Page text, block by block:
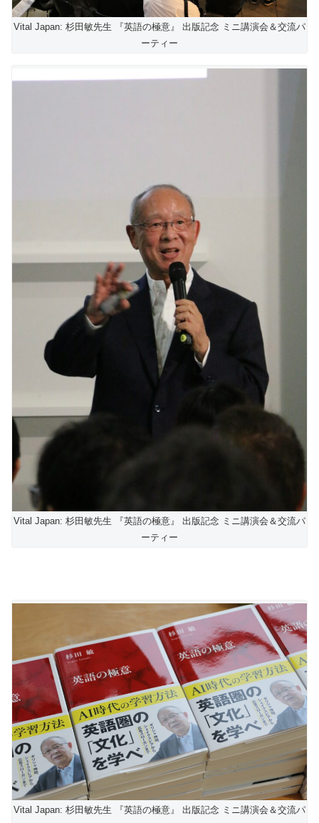
Vital Japan: 杉田敏先生 『英語の極意』 出版記念 ミニ講演会＆交流パ
ーティー
Vital Japan: 杉田敏先生 『英語の極意』 出版記念 ミニ講演会＆交流パ
ーティー
Vital Japan: 杉田敏先生 『英語の極意』 出版記念 ミニ講演会＆交流パ